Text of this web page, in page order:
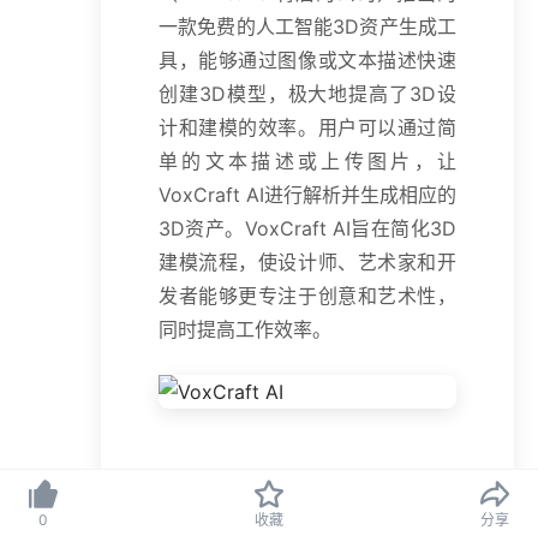
0 收藏 分享
一款免费的人工智能3D资产生成工
具，能够通过图像或文本描述快速
创建3D模型，极大地提高了3D设
计和建模的效率。用户可以通过简
单的文本描述或上传图片，让
VoxCraft AI进行解析并生成相应的
3D资产。VoxCraft AI旨在简化3D
建模流程，使设计师、艺术家和开
发者能够更专注于创意和艺术性，
同时提高工作效率。
VoxCraft的主要功